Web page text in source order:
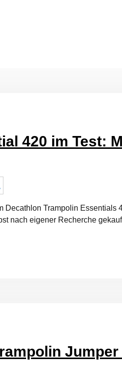
420 im Test:
Decathlon Trampolin Essentials
nach eigener Recherche